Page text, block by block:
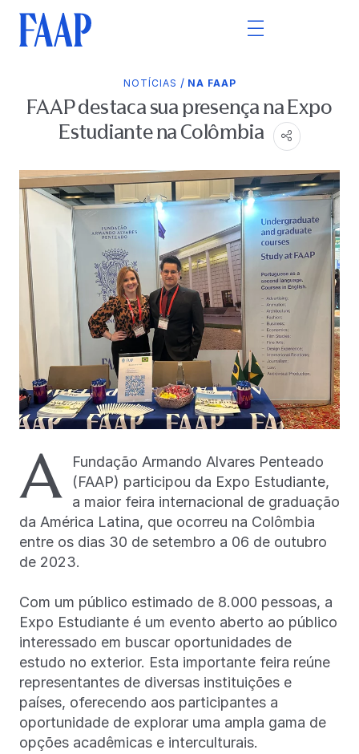
NOTÍCIAS / NA FAAP
FAAP destaca sua presença na Expo
Estudiante na Colômbia
A
Fundação Armando Alvares Penteado
(FAAP) participou da Expo Estudiante,
a maior feira internacional de graduação
da América Latina, que ocorreu na Colômbia
entre os dias 30 de setembro a 06 de outubro
de 2023.
Com um público estimado de 8.000 pessoas, a
Expo Estudiante é um evento aberto ao público
interessado em buscar oportunidades de
estudo no exterior. Esta importante feira reúne
representantes de diversas instituições e
países, oferecendo aos participantes a
oportunidade de explorar uma ampla gama de
opções acadêmicas e interculturais.